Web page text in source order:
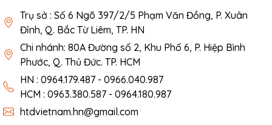
Trụ sở : Số 6 Ngõ 397/2/5 Phạm Văn Đồng, P. Xuân
Đỉnh, Q. Bắc Từ Liêm, TP. HN
Chi nhánh: 80A Đường số 2, Khu Phố 6, P. Hiệp Bình
Phước, Q. Thủ Đức. TP. HCM
HN : 0964.179.487 - 0966.040.987
HCM : 0963.380.587 - 0964.180.987
htdvietnam.hn@gmail.com